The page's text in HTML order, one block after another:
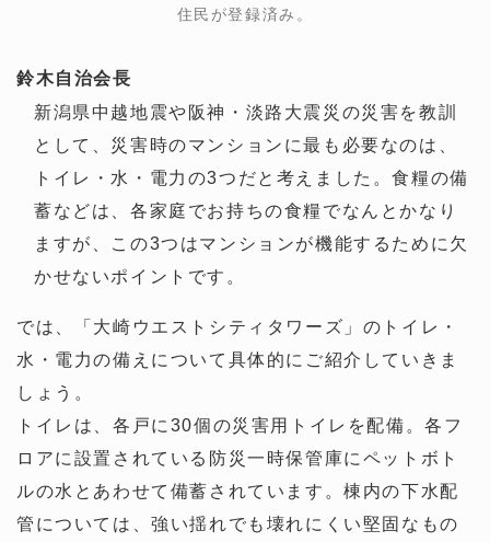
住民が登録済み。
鈴木自治会長
新潟県中越地震や阪神・淡路大震災の災害を教訓
として、災害時のマンションに最も必要なのは、
トイレ・水・電力の3つだと考えました。食糧の備
蓄などは、各家庭でお持ちの食糧でなんとかなり
ますが、この3つはマンションが機能するために欠
かせないポイントです。
では、「大崎ウエストシティタワーズ」のトイレ・
水・電力の備えについて具体的にご紹介していきま
しょう。
トイレは、各戸に30個の災害用トイレを配備。各フ
ロアに設置されている防災一時保管庫にペットボト
ルの水とあわせて備蓄されています。棟内の下水配
管については、強い揺れでも壊れにくい堅固なもの